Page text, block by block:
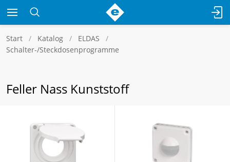
Start Katalog
ELDAS
Schalter-/Steckdosenprogramme
Feller Nass Kunststoff